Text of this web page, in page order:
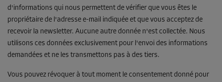
d'informations qui nous permettent de vérifier que vous êtes le
propriétaire de l'adresse e-mail indiquée et que vous acceptez de
recevoir la newsletter. Aucune autre donnée n'est collectée. Nous
utilisons ces données exclusivement pour l'envoi des informations
demandées et ne les transmettons pas à des tiers.
Vous pouvez révoquer à tout moment le consentement donné pour